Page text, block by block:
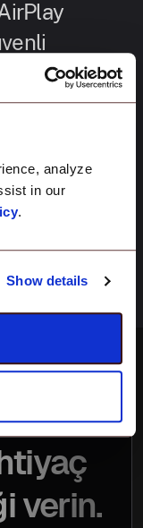
analyze
in our
.
Show details
mesajı
bir
sunuma
verin.